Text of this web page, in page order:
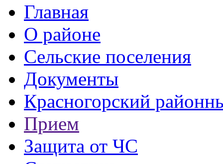
Главная
О районе
Сельские поселения
Документы
Красногорский
Прием
Защита от ЧС